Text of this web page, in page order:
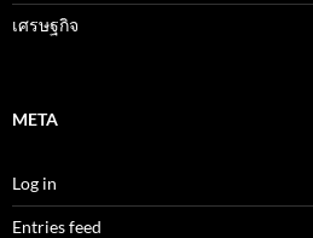
เศรษฐกิจ
META
Log in
Entries feed